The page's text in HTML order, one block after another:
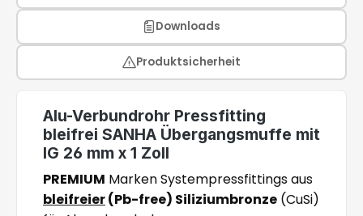
Downloads
Produktsicherheit
Alu-Verbundrohr Pressfitting
bleifrei SANHA Übergangsmuffe mit
IG 26 mm x 1 Zoll
PREMIUM Marken Systempressfittings aus
bleifreier(Pb-free) Siliziumbronze (CuSi)